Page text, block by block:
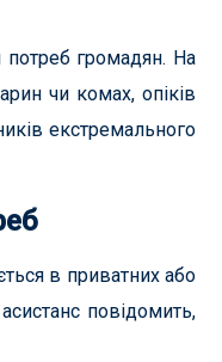
потреб громадян. На
чи комах, опіків
екстремального
в приватних або
повідомить,